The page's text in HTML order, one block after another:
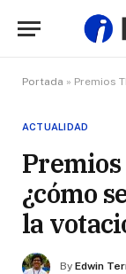
Portada » Premios
ACTUALIDAD
Premios
¿cómo
la
By Edwin